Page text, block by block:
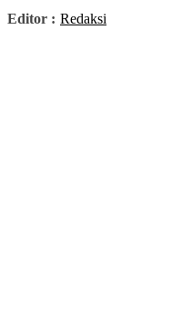
Editor : Redaksi